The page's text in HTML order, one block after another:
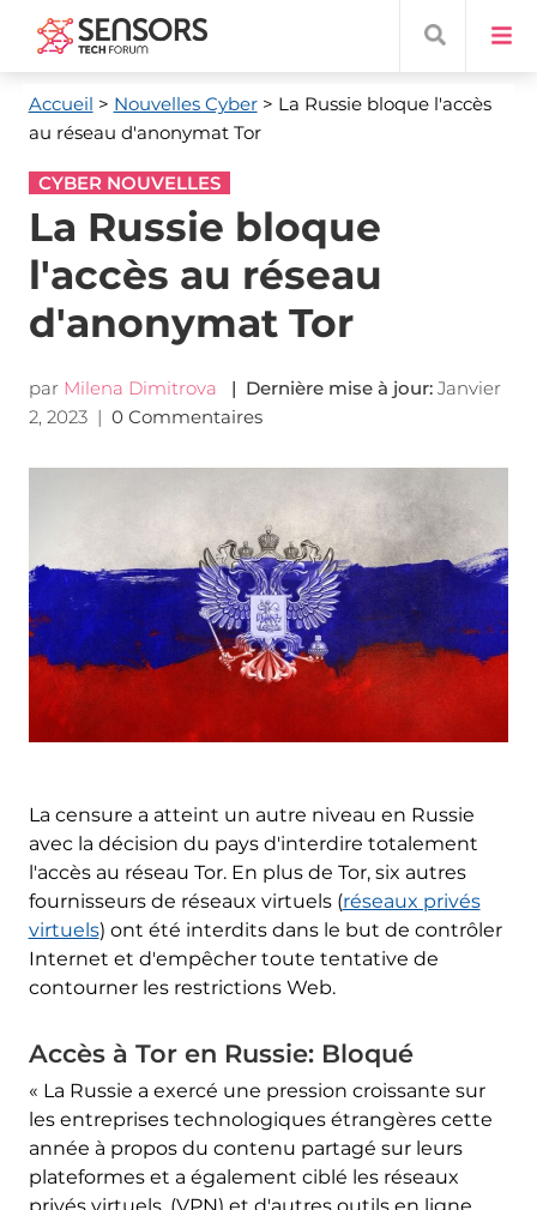
Accueil > Nouvelles Cyber> La Russie bloque l'accès
au réseau d'anonymat Tor
CYBER NOUVELLES
La Russie bloque
l'accès au réseau
d'anonymat Tor
par Milena Dimitrova | Dernière mise à jour: Janvier
2, 2023| 0 Commentaires
La censure a atteint un autre niveau en Russie
avec la décision du pays d'interdire totalement
l'accès au réseau Tor. En plus de Tor, six autres
fournisseurs de réseaux virtuels (réseaux privés
virtuels) ont été interdits dans le but de contrôler
Internet et d'empêcher toute tentative de
contourner les restrictions Web.
Accès à Tor en Russie: Bloqué
« La Russie a exercé une pression croissante sur
les entreprises technologiques étrangères cette
année à propos du contenu partagé sur leurs
plateformes et a également ciblé les réseaux